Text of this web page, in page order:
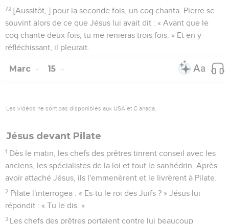
72 [Aussitôt, ] pour la seconde fois, un coq chanta. Pierre se
souvint alors de ce que Jésus lui avait dit : « Avant que le
coq chante deux fois, tu me renieras trois fois. » Et en y
réfléchissant, il pleurait.
Marc 15
Les vidéos ne sont pas disponibles aux USA et C anada.
Jésus devant Pilate
1 Dès le matin, les chefs des prêtres tinrent conseil avec les
anciens, les spécialistes de la loi et tout le sanhédrin. Après
avoir attaché Jésus, ils l'emmenèrent et le livrèrent à Pilate.
2 Pilate l'interrogea : « Es-tu le roi des Juifs ? » Jésus lui
répondit : « Tu le dis. »
3 Les chefs des prêtres portaient contre lui beaucoup